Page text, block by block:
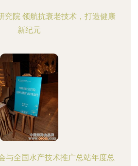
究院 领航抗衰老技术，打造健康
新纪元
与全国水产技术推广总站年度总